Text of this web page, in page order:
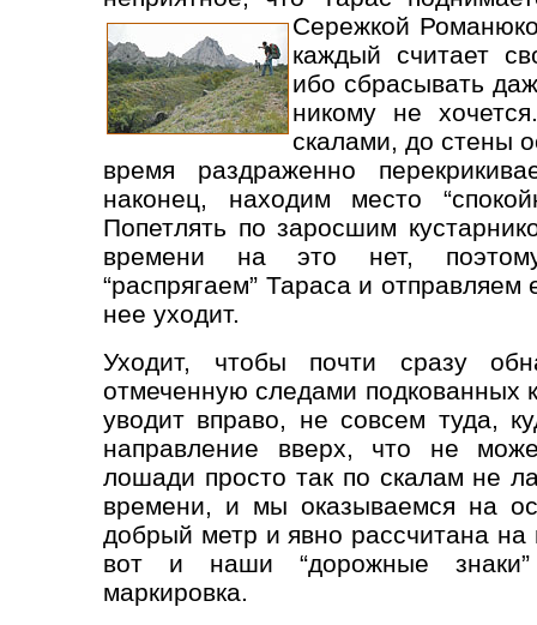
Сережкой
каждый считает
ибо сбрасывать
никому не
скалами, до стены
время раздраженно
наконец, находим место
Попетлять по заросшим
времени на это нет,
“распрягаем” Тараса и отправляем
нее уходит.
Уходит, чтобы почти сразу
отмеченную следами подкованных
уводит вправо, не совсем туда,
направление вверх, что не
лошади просто так по скалам не
времени, и мы оказываемся на
добрый метр и явно рассчитана
вот и наши “дорожные знаки”
маркировка.